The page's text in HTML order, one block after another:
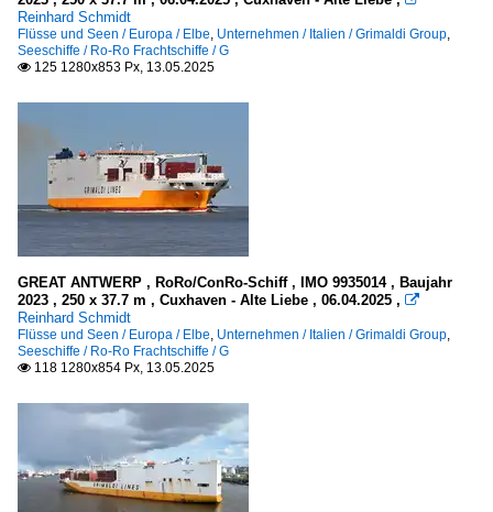
Reinhard Schmidt
Flüsse und Seen / Europa / Elbe, Unternehmen / Italien / Grimaldi Group,
Seeschiffe / Ro-Ro Frachtschiffe / G
 125 1280x853 Px, 13.05.2025
GREAT ANTWERP , RoRo/ConRo-Schiff , IMO 9935014 , Baujahr
2023 , 250 x 37.7 m , Cuxhaven - Alte Liebe , 06.04.2025 , 
Reinhard Schmidt
Flüsse und Seen / Europa / Elbe, Unternehmen / Italien / Grimaldi Group,
Seeschiffe / Ro-Ro Frachtschiffe / G
 118 1280x854 Px, 13.05.2025